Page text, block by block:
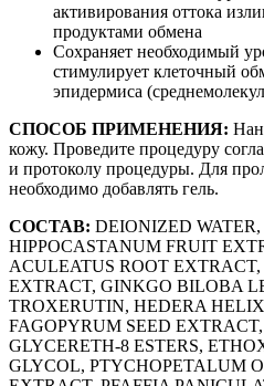
активирования оттока
продуктами обмена
Сохраняет необходимый
стимулирует клеточный
эпидермиса
СПОСОБ ПРИМЕНЕНИЯ:
кожу. Проведите процедуру
и протоколу процедуры. Для
необходимо добавлять гель.
СОСТАВ: DEIONIZED
HIPPOCASTANUM FRUIT
ACULEATUS ROOT
EXTRACT, GINKGO BILOBA
TROXERUTIN, HEDERA
FAGOPYRUM SEED
GLYCERETH-8 ESTERS,
GLYCOL, PTYCHOPETALUM